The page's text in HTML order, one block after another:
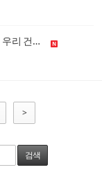
(뉴스) 민주당정부때마다, 중국인들 꿀팁 공유하며 우리 건보혜택 탈탈 털어먹어
>
검색